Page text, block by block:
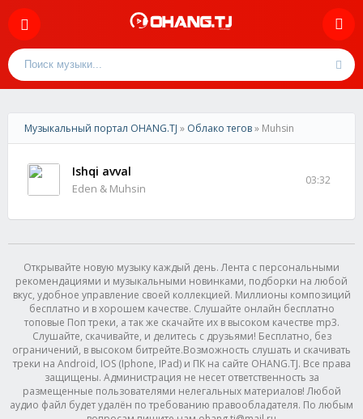
Музыкальный портал OHANG.TJ » Облако тегов» Muhsin
Ishqi avval
Eden & Muhsin
03:32
Открывайте новую музыку каждый день. Лента с персональными
рекомендациями и музыкальными новинками, подборки на любой
вкус, удобное управление своей коллекцией. Миллионы композиций
бесплатно и в хорошем качестве. Слушайте онлайн бесплатно
топовые Поп треки, а так же скачайте их в высоком качестве mp3.
Слушайте, скачивайте, и делитесь с друзьями! Бесплатно, без
ограничений, в высоком битрейте.Возможность слушать и скачивать
треки на Android, IOS (Iphone, IPad) и ПК на сайте OHANG.TJ. Все права
защищены. Администрация не несет ответственность за
размещенные пользователями нелегальных материалов! Любой
аудио файл будет удалён по требованию правообладателя. По любым